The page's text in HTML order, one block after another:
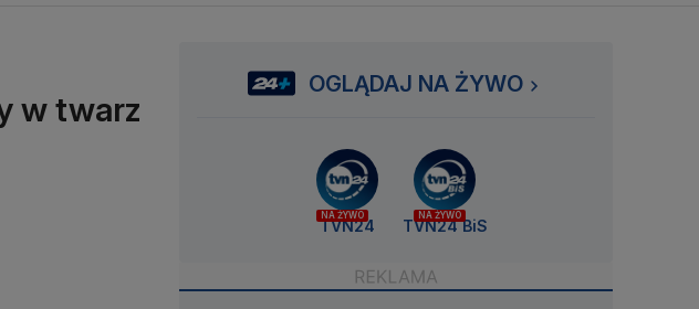
w twarz
OGLĄDAJ NA ŻYWO
NA ŻYWO
TVN24
NA ŻYWO
TVN24 BiS